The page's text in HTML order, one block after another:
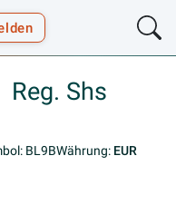
Reg. Shs
BL9BWährung: EUR